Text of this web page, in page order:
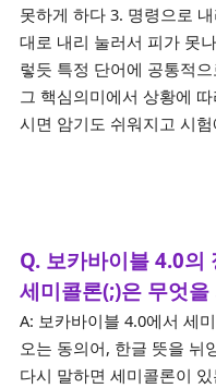
못하게 하다 3. 명령으로
대로 내리 눌러서 피가 못
렇듯 특정 단어에 공통적
그 핵심의미에서 상황에
시면 암기도 쉬워지고 시
Q. 보카바이블 4.0의
세미콜론(;)은 무엇
A: 보카바이블 4.0에서 세
오는 동의어, 한글 뜻을 뉘
다시 말하면 세미콜론이